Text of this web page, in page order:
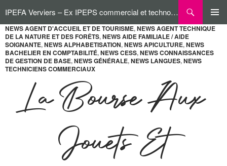
au
contenu
IPEFA Verviers – Ex IPEPS commercial et technologique
MENU
NEWS AGENT D'ACCUEIL ET DE TOURISME,NEWS AGENT TECHNIQUE
DE LA NATURE ET DES FORÊTS,NEWS AIDE FAMILIALE / AIDE
SOIGNANTE,NEWS ALPHABETISATION,NEWS APICULTURE,NEWS
BACHELIER EN COMPTABILITÉ,NEWS CESS,NEWS CONNAISSANCES
DE GESTION DE BASE,NEWS GÉNÉRALE,NEWS LANGUES,NEWS
TECHNICIENS COMMERCIAUX
La Bourse Aux
Jouets Et